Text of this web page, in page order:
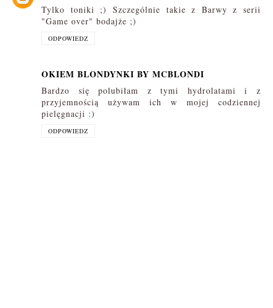
Tylko toniki ;) Szczególnie takie z Barwy z serii
"Game over" bodajże ;)
ODPOWIEDZ
OKIEM BLONDYNKI BY MCBLONDI
Bardzo się polubiłam z tymi hydrolatami i z
przyjemnością używam ich w mojej codziennej
pielęgnacji :)
ODPOWIEDZ